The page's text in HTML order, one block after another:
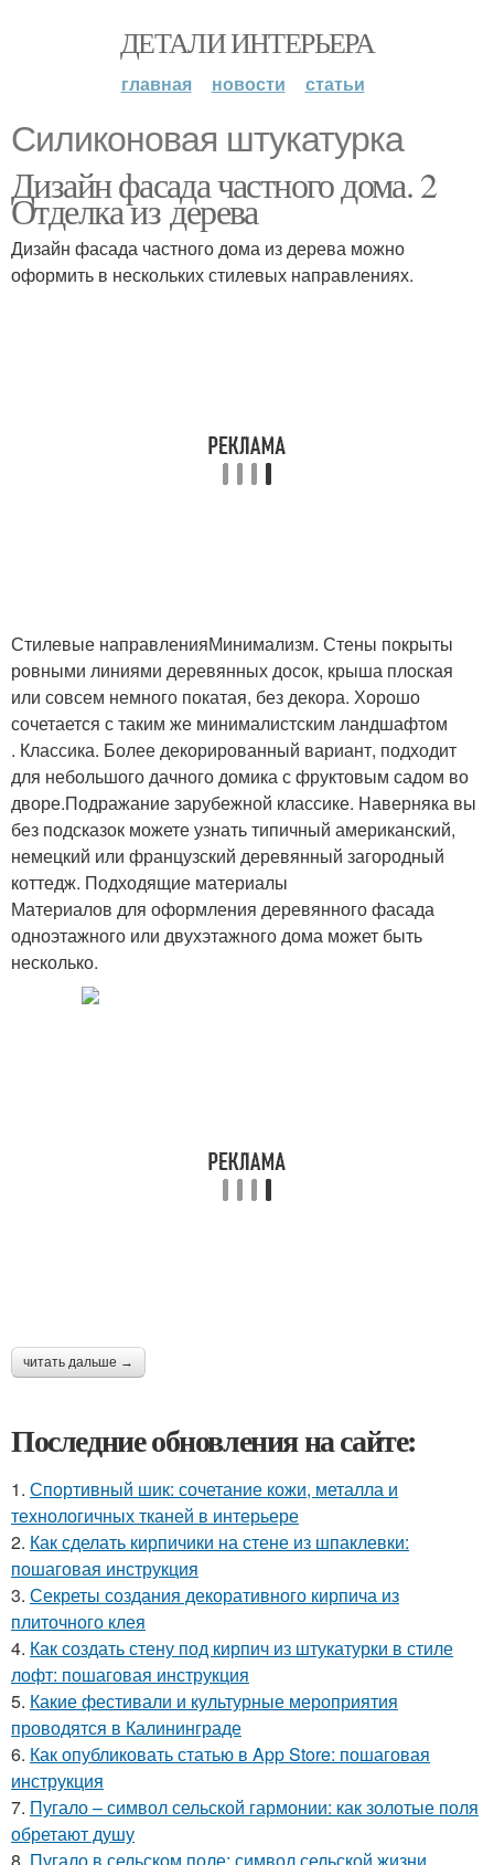
ДЕТАЛИ ИНТЕРЬЕРА
главная новости статьи
Силиконовая штукатурка
Дизайн фасада частного дома. 2
Отделка из дерева
Дизайн фасада частного дома из дерева можно
оформить в нескольких стилевых направлениях.
Стилевые направленияМинимализм. Стены покрыты
ровными линиями деревянных досок, крыша плоская
или совсем немного покатая, без декора. Хорошо
сочетается с таким же минималистским ландшафтом
. Классика. Более декорированный вариант, подходит
для небольшого дачного домика с фруктовым садом во
дворе.Подражание зарубежной классике. Наверняка вы
без подсказок можете узнать типичный американский,
немецкий или французский деревянный загородный
коттедж. Подходящие материалы
Материалов для оформления деревянного фасада
одноэтажного или двухэтажного дома может быть
несколько.
читать дальше →
Последние обновления на сайте:
1. Спортивный шик: сочетание кожи, металла и
технологичных тканей в интерьере
2. Как сделать кирпичики на стене из шпаклевки:
пошаговая инструкция
3. Секреты создания декоративного кирпича из
плиточного клея
4. Как создать стену под кирпич из штукатурки в стиле
лофт: пошаговая инструкция
5. Какие фестивали и культурные мероприятия
проводятся в Калининграде
6. Как опубликовать статью в App Store: пошаговая
инструкция
7. Пугало – символ сельской гармонии: как золотые поля
обретают душу